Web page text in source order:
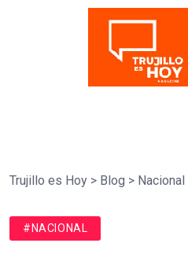
En Obras
Trujillo es Hoy > Blog > Nacional
#NACIONAL